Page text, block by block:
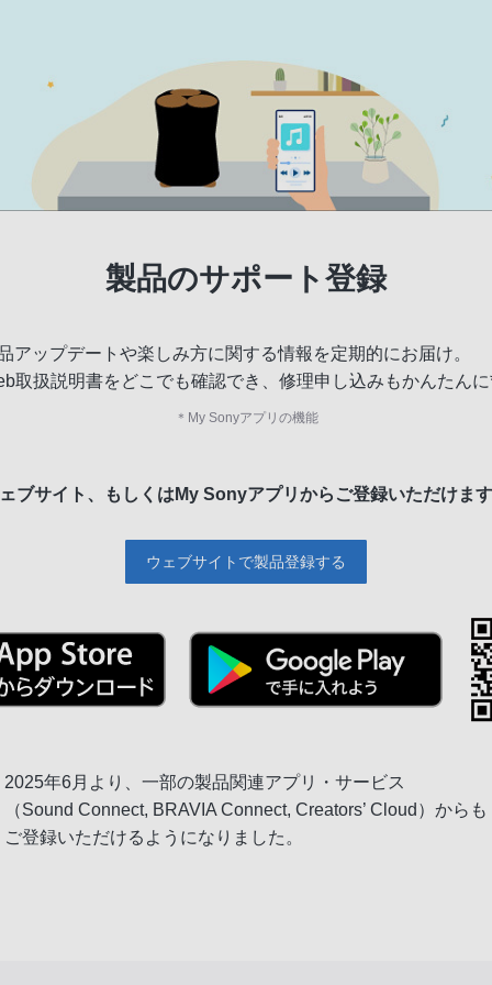
製品のサポート登録
アップデートや楽しみ方に関する情報を定期的にお届け。
取扱説明書をどこでも確認でき、修理申し込みもかんたん
＊ My Sonyアプリの機能
ブサイト、もしくは My Sonyアプリからご登録いただけま
ウェブサイトで製品登録する
2025年6月より、一部の製品関連アプリ・サービス
（Sound Connect, BRAVIA Connect, Creators’ Cloud）からも
ご登録いただけるようになりました。